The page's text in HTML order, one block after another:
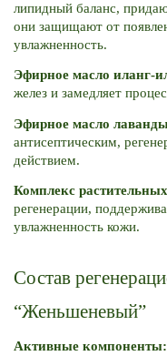
липидный баланс,
они защищают от
увлажненность.
Эфирное масло иланг-
желез и замедляет
Эфирное масло
антисептическим,
действием.
Комплекс
регенерации,
увлажненность кожи.
Состав
“Женьшеневый”
Активные компоненты: